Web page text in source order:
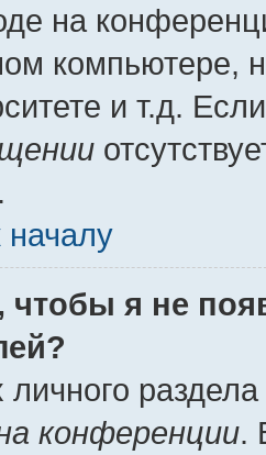
на
компьютере,
и т.д.
началу
чтобы я не
личного
конференции.